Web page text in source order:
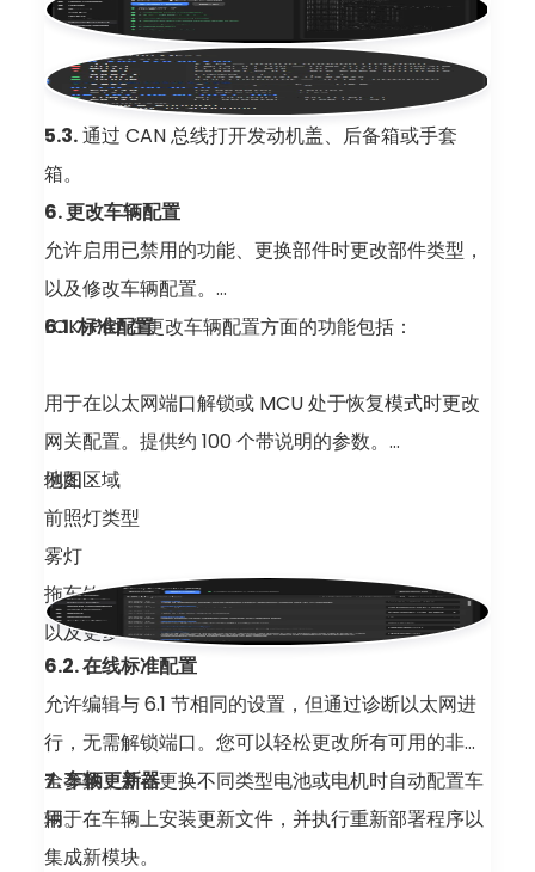
5.3.通过 CAN 总线打开发动机盖、后备箱或手套
箱。
6. 更改车辆配置
允许启用已禁用的功能、更换部件时更改部件类型，
以及修改车辆配置。
LOKI Pro 在更改车辆配置方面的功能包括：
6.1. 标准配置
用于在以太网端口解锁或 MCU 处于恢复模式时更改
网关配置。提供约 100 个带说明的参数。
例如：
地图区域
前照灯类型
雾灯
拖车钩
以及更多
6.2. 在线标准配置
允许编辑与 6.1 节相同的设置，但通过诊断以太网进
行，无需解锁端口。您可以轻松更改所有可用的非安
全参数，并在更换不同类型电池或电机时自动配置车
辆。
7. 车辆更新器
用于在车辆上安装更新文件，并执行重新部署程序以
集成新模块。